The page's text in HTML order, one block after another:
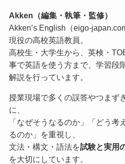
Akken（編集・執筆・監修）
Akken’s English（eigo-
現役の高校英語教員。
高校生・大学生から、英検・
事で英語を使う方まで、学習段
解説を行っています。
授業現場で多くの誤答やつまず
に、
「なぜそうなるのか」「どう考
るのか」を重視し、
文法・構文・語法を試験と実用
を大切にしています。